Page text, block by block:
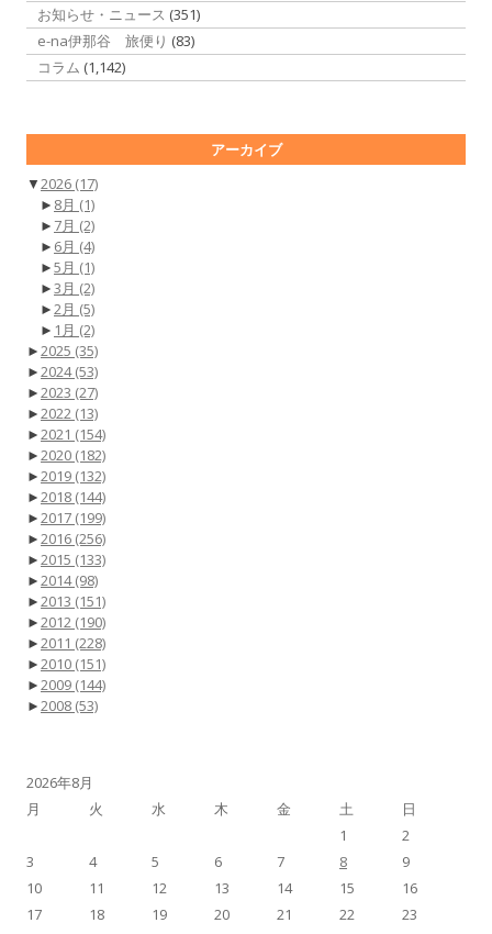
お知らせ・ニュース (351)
e-na伊那谷 旅便り (83)
コラム (1,142)
アーカイブ
▼2026 (17)
► 8月 (1)
► 7月 (2)
► 6月 (4)
►5月 (1)
►3月 (2)
►2月 (5)
► 1月 (2)
►2025 (35)
►2024(53)
►2023 (27)
►2022 (13)
►2021 (154)
►2020 (182)
►2019 (132)
►2018 (144)
►2017 (199)
►2016 (256)
►2015 (133)
►2014(98)
►2013 (151)
►2012 (190)
►2011 (228)
►2010 (151)
►2009 (144)
►2008 (53)
2026年8月
月
火 水 木 金 土
日
1
2
3
4 5 6 7 8
9
10
11 12 13 14 15
16
17
18 19 20 21 22
23